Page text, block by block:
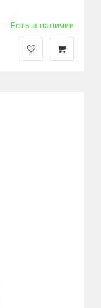
Есть в наличии